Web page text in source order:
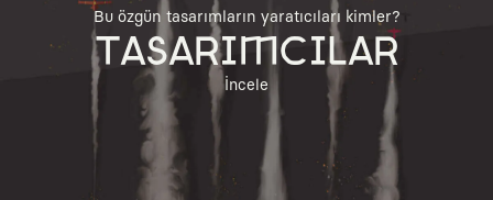
Bu özgün tasarımların yaratıcıları kimler?
TASARIMCILAR
İncele